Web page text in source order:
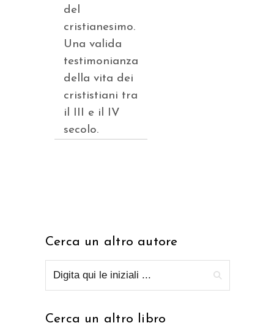
del
cristianesimo.
Una valida
testimonianza
della vita dei
crististiani tra
il III e il IV
secolo.
Cerca un altro autore
Cerca un altro libro